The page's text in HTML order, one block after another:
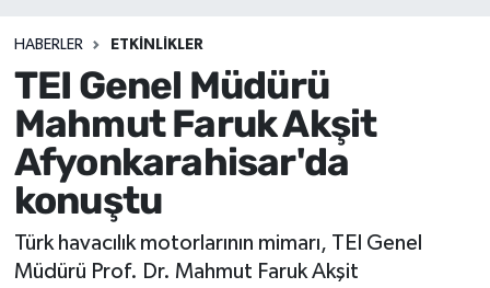
HABERLER ETKINLIKLER
TEI Genel Müdürü
Mahmut Faruk Akşit
Afyonkarahisar'da
konuştu
Türk havacılık motorlarının mimarı, TEI Genel
Müdürü Prof. Dr. Mahmut Faruk Akşit
Sağlık
Eğitim
Sivil Toplum
Ekonomi